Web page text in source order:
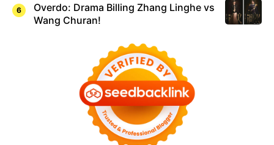
Overdo: Drama Billing Zhang Linghe vs
Wang Churan!